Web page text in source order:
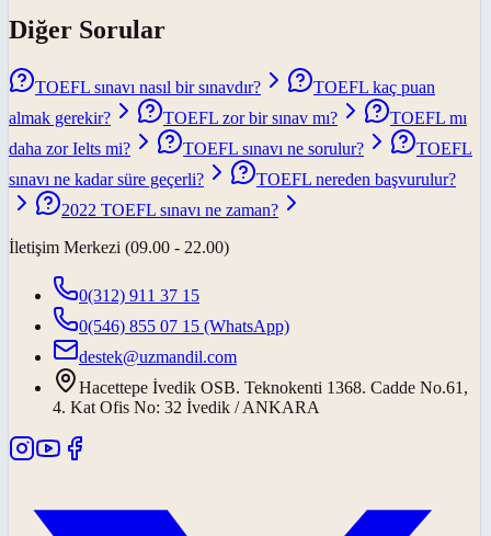
Diğer Sorular
TOEFL sınavı nasıl bir sınavdır?
TOEFL kaç puan
almak gerekir?
TOEFL zor bir sınav mı?
TOEFL mı
daha zor Ielts mi?
TOEFL sınavı ne sorulur?
TOEFL
sınavı ne kadar süre geçerli?
TOEFL nereden başvurulur?
2022 TOEFL sınavı ne zaman?
İletişim Merkezi (09.00 - 22.00)
0(312) 911 37 15
0(546) 855 07 15 (WhatsApp)
destek@uzmandil.com
Hacettepe İvedik OSB. Teknokenti 1368. Cadde No.61,
4. Kat Ofis No: 32 İvedik / ANKARA